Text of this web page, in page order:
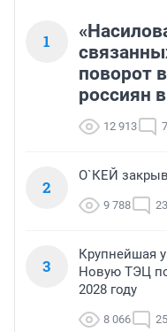
1
поворот
россиян
12 913 7
2
О`КЕЙ
9 788 23
3
Крупнейшая
Новую ТЭЦ
2028 году
8 066 25